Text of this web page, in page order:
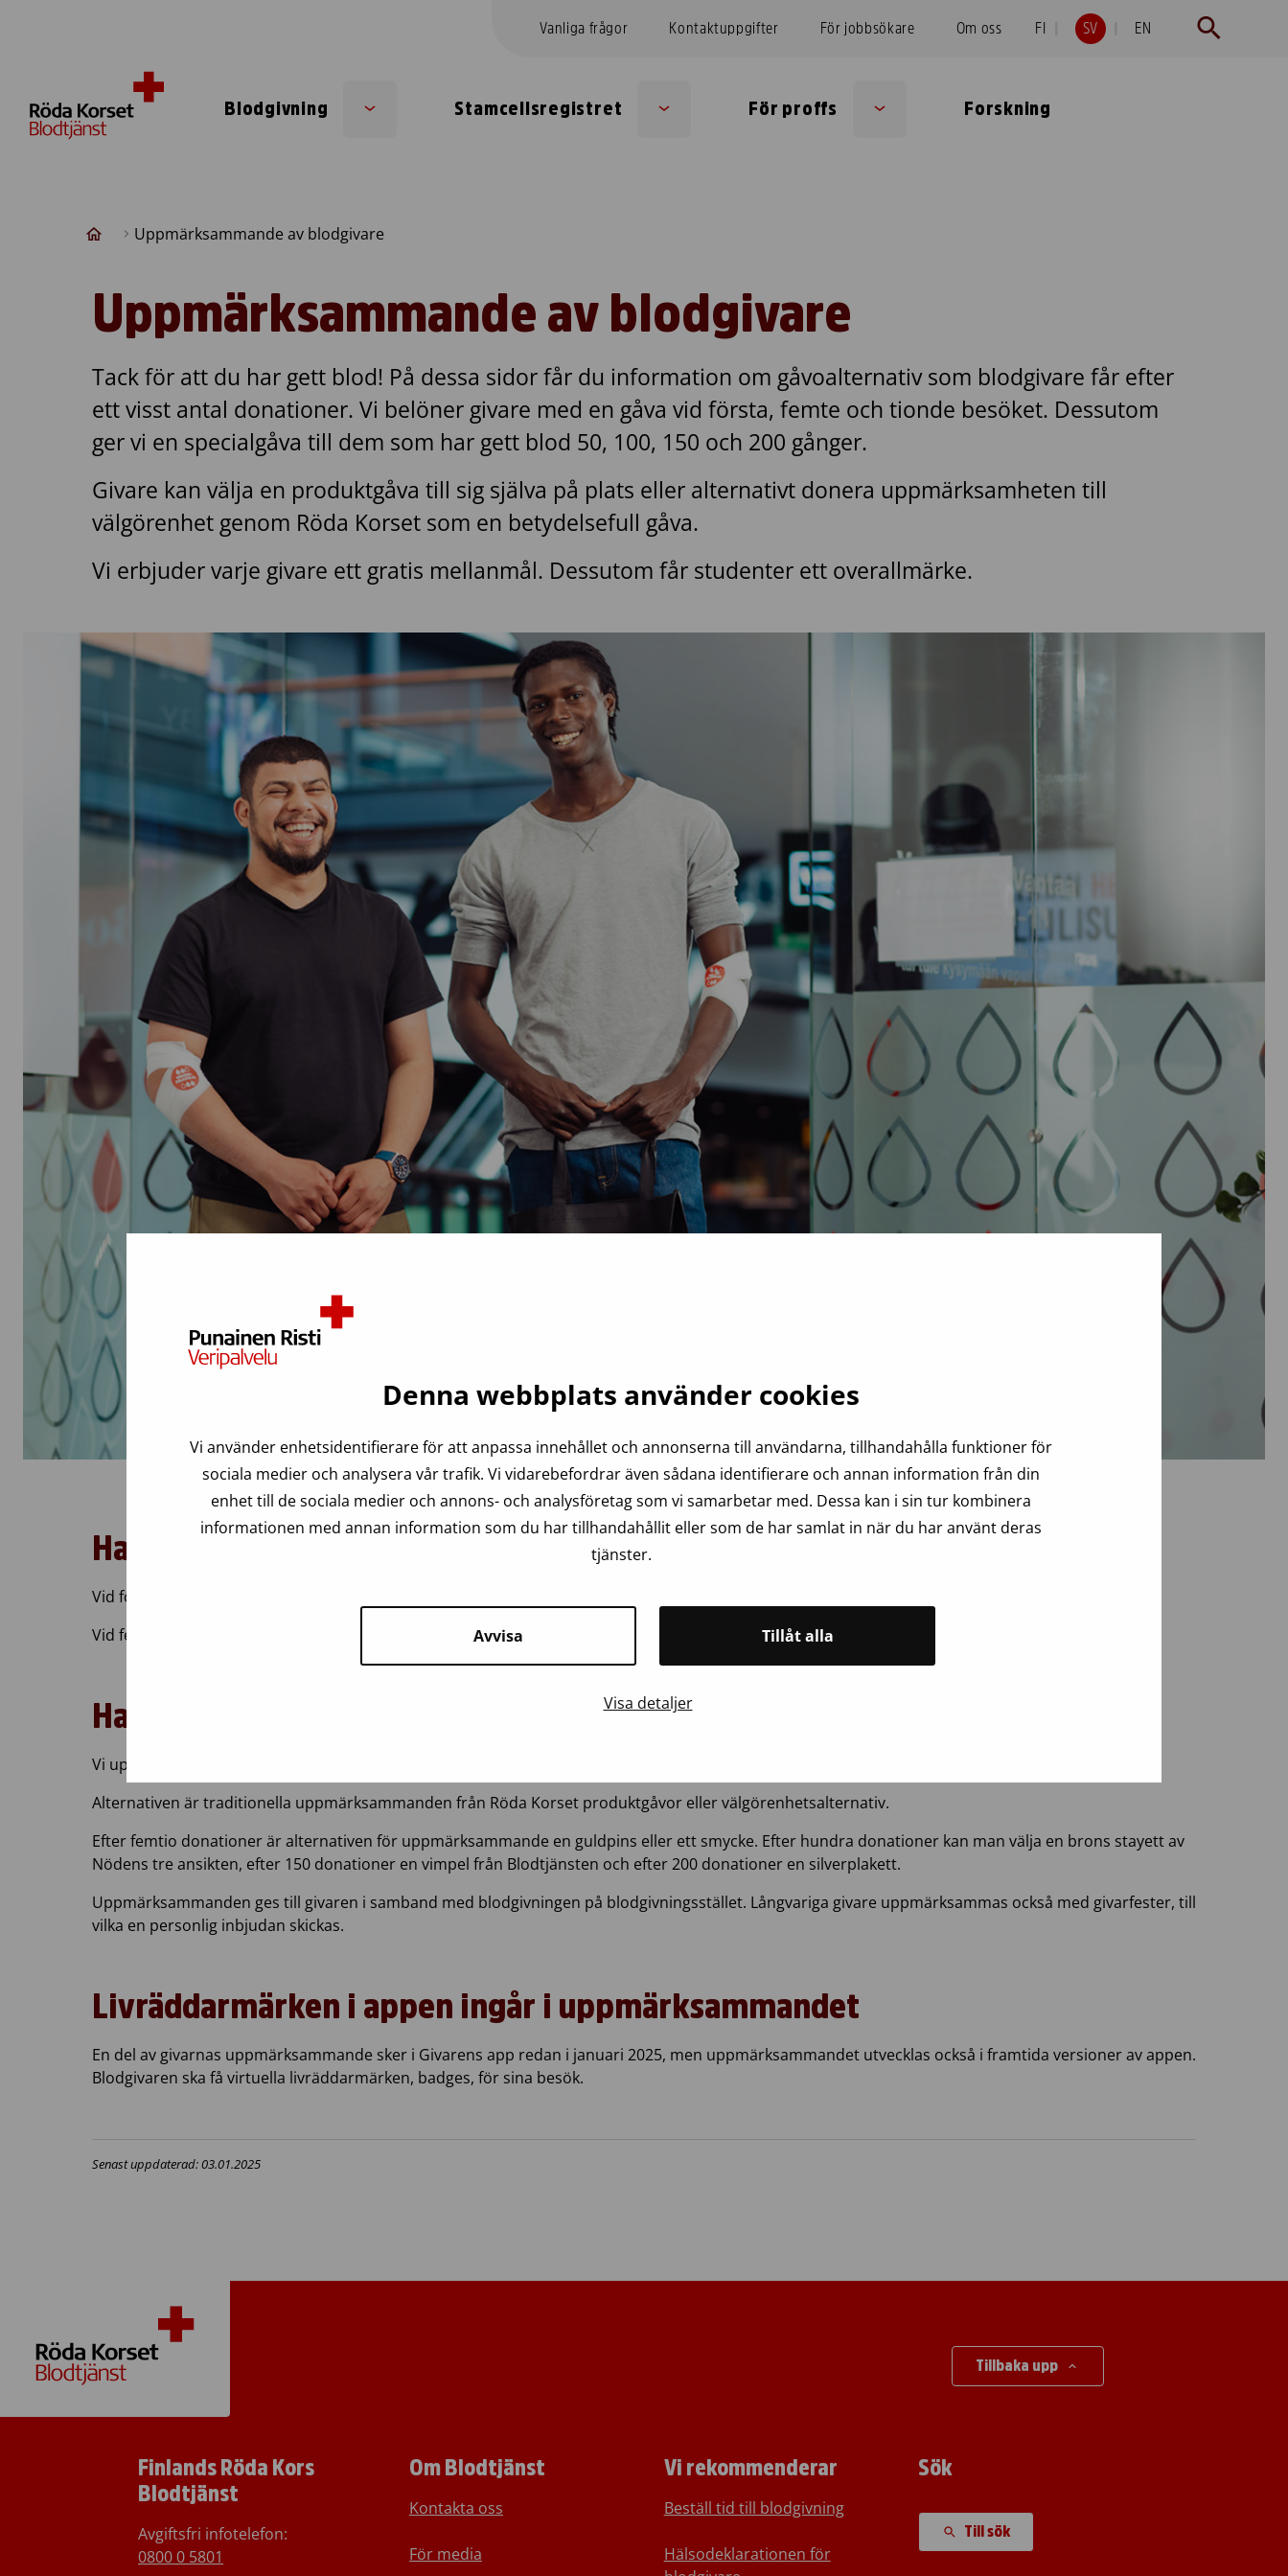
Denna webbplats använder cookies
Vi använder enhetsidentifierare för att anpassa innehållet och annonserna till användarna, tillhandahålla funktioner för
sociala medier och analysera vår trafik. Vi vidarebefordrar även sådana identifierare och annan information från din
enhet till de sociala medier och annons- och analysföretag som vi samarbetar med. Dessa kan i sin tur kombinera
informationen med annan information som du har tillhandahållit eller som de har samlat in när du har använt deras
tjänster.
Avvisa Tillåt alla
Visa detaljer
Vanliga frågor Kontaktuppgifter För jobbsökare Om oss FI SV EN
Blodgivning Stamcellsregistret För proffs Forskning
Uppmärksammande av blodgivare
Uppmärksammande av blodgivare
Tack för att du har gett blod! På dessa sidor får du information om gåvoalternativ som blodgivare får efter
ett visst antal donationer. Vi belöner givare med en gåva vid första, femte och tionde besöket. Dessutom
ger vi en specialgåva till dem som har gett blod 50, 100, 150 och 200 gånger.
Givare kan välja en produktgåva till sig själva på plats eller alternativt donera uppmärksamheten till
välgörenhet genom Röda Korset som en betydelsefull gåva.
Vi erbjuder varje givare ett gratis mellanmål. Dessutom får studenter ett overallmärke.
Har du
Vid första besöket får blodgivaren en Livräddare-väska.
Vid femte och tionde besöket är gåvoalternativet en liten användbar produkt från Röda Korset-eller ett bidrag till välgörenhet.
Har ?
Vi uppmärksammar naturligtvis också våra veteranblodgivare, det vill säga alla som har gett blod 50, 100, 150 och 200 gånger.
Alternativen är traditionella uppmärksammanden från Röda Korset produktgåvor eller välgörenhetsalternativ.
Efter femtio donationer äralternativen för uppmärksammande en guldpins eller ett smycke. Efter hundra donationer kan man välja en brons stayett av
Nödens tre ansikten, efter 150 donationer en vimpel från Blodtjänsten och efter 200 donationer en silverplakett.
Uppmärksammanden ges till givaren i samband med blodgivningen på blodgivningsstället. Långvariga givare uppmärksammas också med givarfester, till
vilka en personlig inbjudan skickas.
Livräddarmärken i appen ingår i uppmärksammandet
En del av givarnas uppmärksammande sker i Givarens app redan i januari 2025, men uppmärksammandet utvecklas också i framtida versioneravappen.
Blodgivaren ska få virtuella livräddarmärken, badges, för sina besök.
Senast uppdaterad: 03.01.2025
Tillbaka upp
Finlands Röda Kors
Blodtjänst
Avgiftsfri infotelefon:
0800 0 5801
Om Blodtjänst
Kontakta oss
För media
Vi rekommenderar
Beställ tid till blodgivning
Hälsodeklarationen för
Sök
Till sök